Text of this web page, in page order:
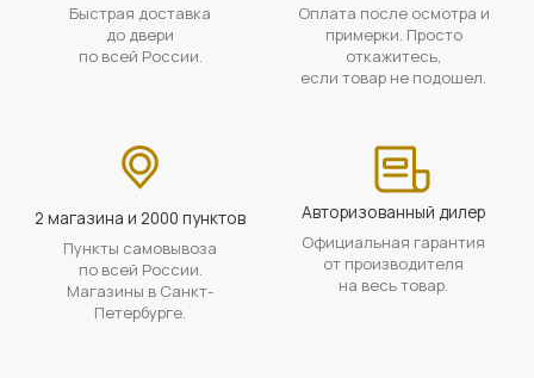
Быстрая доставка
до двери
по всей России.
Оплата после осмотра и
примерки. Просто
откажитесь,
если товар не подошел.
2 магазина и 2000 пунктов
Пункты самовывоза
по всей России.
Магазины в Санкт-
Петербурге.
Авторизованный дилер
Официальная гарантия
от производителя
на весь товар.